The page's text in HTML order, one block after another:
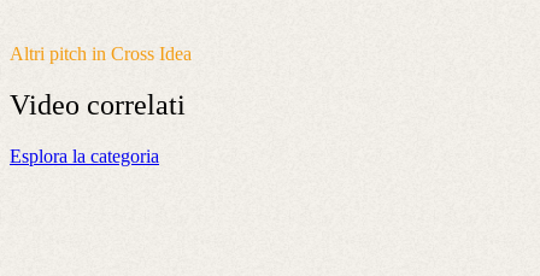
Altri pitch in Cross Idea
Video correlati
Esplora la categoria